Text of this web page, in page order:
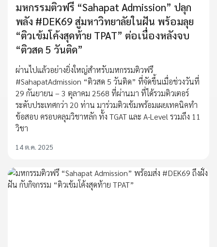
มหกรรมติวฟรี “Sahapat Admission” ปลุก
พลัง #DEK69 สู่มหาวิทยาลัยในฝัน พร้อมลุย
“ติวเข้มโค้งสุดท้าย TPAT” ต่อเนื่องหลังจบ
“ติวสด 5 วันติด”
ผ่านไปแล้วอย่างยิ่งใหญ่สำหรับมหกรรมติวฟรี
#SahapatAdmission “ติวสด 5 วันติด” ที่จัดขึ้นเมื่อช่วงวันที่
29 กันยายน – 3 ตุลาคม 2568 ที่ผ่านมา ที่ได้รวมติวเตอร์
ระดับประเทศกว่า 20 ท่าน มาร่วมติวเข้มพร้อมเผยเทคนิคทำ
ข้อสอบ ครอบคลุมวิชาหลัก ทั้ง TGAT และ A-Level รวมถึง 11
วิชา
14 ต.ค. 2025